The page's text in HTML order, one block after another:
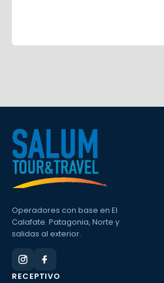
Operadores con base en El
Calafate. Patagonia, Norte y
salidas al exterior.
RECEPTIVO